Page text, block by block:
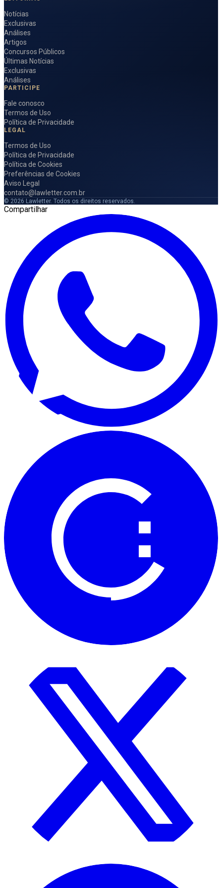
Notícias
Exclusivas
Análises
Artigos
Concursos Públicos
Últimas Notícias
Exclusivas
Análises
PARTICIPE
Fale conosco
Termos de Uso
Política de Privacidade
LEGAL
Termos de Uso
Política de Privacidade
Política de Cookies
Preferências de Cookies
Aviso Legal
contato@lawletter.com.br
© 2026 Lawletter. Todos os direitos reservados.
Compartilhar